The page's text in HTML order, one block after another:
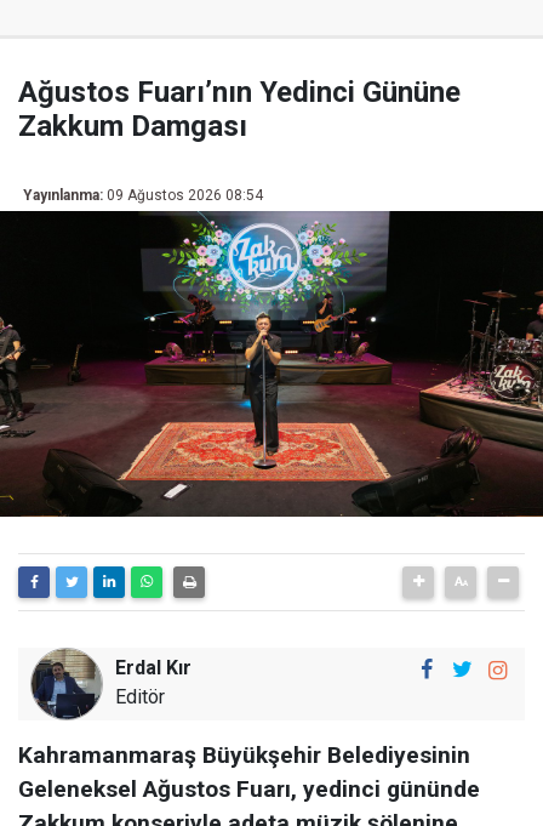
Ağustos Fuarı’nın Yedinci Gününe
Zakkum Damgası
Yayınlanma: 09 Ağustos 2026 08:54
Erdal Kır
Editör
Kahramanmaraş Büyükşehir Belediyesinin
Geleneksel Ağustos Fuarı, yedinci gününde